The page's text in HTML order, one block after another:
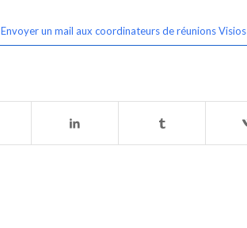
Envoyer un mail aux coordinateurs de réunions Visios